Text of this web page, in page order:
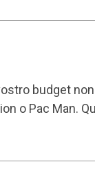
budget
o Pac Man.